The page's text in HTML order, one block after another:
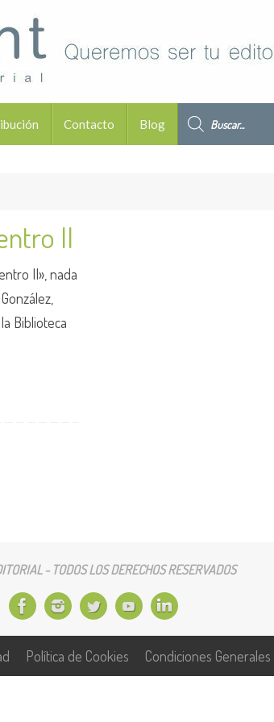
Contacto Blog
II
II», nada
Biblioteca
- TODOS LOS DERECHOS RESERVADOS
Política de Cookies Condiciones